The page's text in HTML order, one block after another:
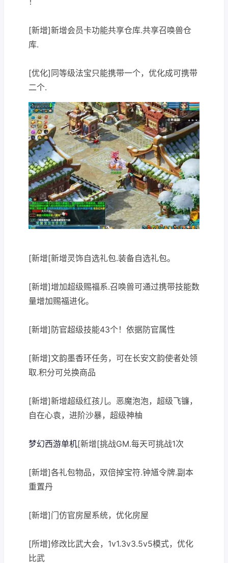
[新增]新增会员卡功能共享仓库.共享召唤兽仓
库.
[优化]同等级法宝只能携带一个，优化成可携带
二个.
[新增[新增灵饰自选礼包.装备自选礼包。
[新增]增加超级赐福系.召唤兽可通过携带技能数
量增加赐福进化。
[新增]防官超级技能43个！依据防官属性
[新增]文韵墨香环任务，可在长安文韵使者处领
取.积分可兑换商品
[新增]新增超级红孩儿。恶魔泡泡，超级飞镰，
自在心袁，进阶沙暴，超级神柚
梦幻西游单机[新增[挑战GM.每天可挑战1次
[新增]各礼包物品，双倍掉宝符.钟馗令牌.副本
重置丹
[新增]门仿官房屋系统，优化房屋
[所增]修改比武大会，1v1.3v3.5v5模式，优化
比武